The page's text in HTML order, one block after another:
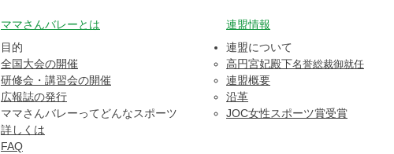
ママさんバレーとは
目的​
全国大会の開催
研修会・講習会の開催
広報誌の発行
ママさんバレーってどんなスポーツ
詳しくは
FAQ
​連盟情報
連盟について
​高円宮妃殿下名誉総裁御就任
連盟概要
沿革
​JOC女性スポーツ賞受賞